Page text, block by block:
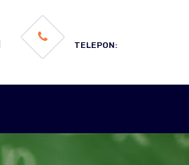
TELEPON: